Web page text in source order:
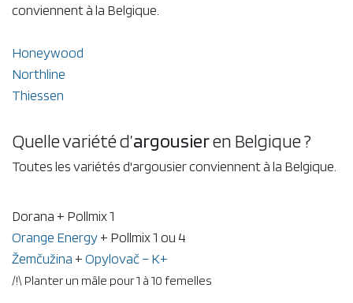
conviennent à la Belgique.
Honeywood
Northline
Thiessen
Quelle variété d’argousieren Belgique ?
Toutes les variétés d'argousier conviennent à la Belgique.
Dorana + Pollmix 1
Orange Energy+ Pollmix 1 ou 4
Žemčužina +Opylovač – K+
/!\ Planter un mâle pour 1 à 10 femelles